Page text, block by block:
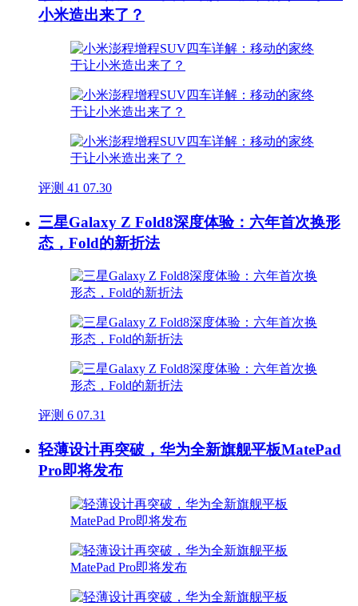
小米造出来了？
评测 41 07.30
三星Galaxy Z Fold8深度体验：六年首次换形
态，Fold的新折法
评测 6 07.31
轻薄设计再突破，华为全新旗舰平板MatePad
Pro即将发布